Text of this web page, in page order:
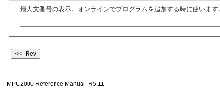
最大文番号の表示。オンラインでプログラムを追加する時に使います
MPC2000 Reference Manual -R5.11-